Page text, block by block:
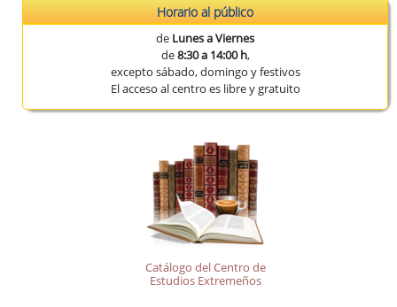
Horario al público
de Lunes a Viernes
de8:30 a 14:00 h,
excepto sábado, domingo y festivos
El acceso al centro es libre y gratuito
Catálogo del Centro de
Estudios Extremeños